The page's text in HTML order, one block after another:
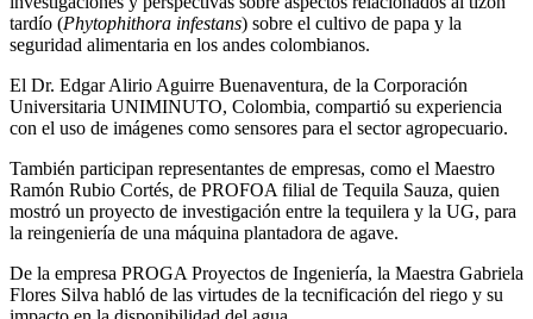
tardío (Phytophithora infestans) sobre el cultivo de papa y la
seguridad alimentaria en los andes colombianos.
El Dr. Edgar Alirio Aguirre Buenaventura, de la Corporación
Universitaria UNIMINUTO, Colombia, compartió su experiencia
con el uso de imágenes como sensores para el sector agropecuario.
También participan representantes de empresas, como el Maestro
Ramón Rubio Cortés, de PROFOA filial de Tequila Sauza, quien
mostró un proyecto de investigación entre la tequilera y la UG, para
la reingeniería de una máquina plantadora de agave.
De la empresa PROGA Proyectos de Ingeniería, la Maestra Gabriela
Flores Silva habló de las virtudes de la tecnificación del riego y su